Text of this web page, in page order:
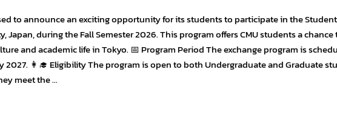
to announce an exciting opportunity for its students to participate in the Student
Japan, during the Fall Semester 2026. This program offers CMU students a
and academic life in Tokyo. 📅 Program Period The exchange program is
2027. 👩‍🎓 Eligibility The program is open to both Undergraduate and Graduate
meet the …